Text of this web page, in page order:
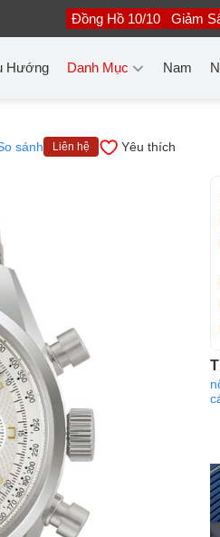
Đồng Hồ 10/10 Giảm
Hướng Danh Mục Nam
sánh Liên hệ Yêu thích